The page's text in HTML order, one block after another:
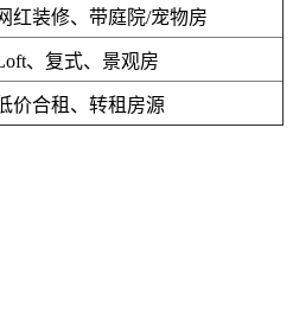
红装修、带庭院/宠物房
、复式、景观房
价合租、转租房源